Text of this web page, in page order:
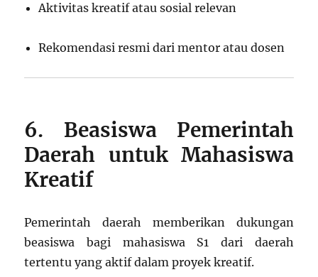
Aktivitas kreatif atau sosial relevan
Rekomendasi resmi dari mentor atau dosen
6. Beasiswa Pemerintah
Daerah untuk Mahasiswa
Kreatif
Pemerintah daerah memberikan dukungan
beasiswa bagi mahasiswa S1 dari daerah
tertentu yang aktif dalam proyek kreatif.